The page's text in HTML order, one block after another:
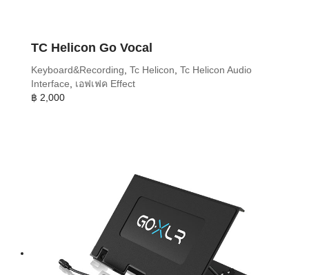
TC Helicon Go Vocal
Keyboard&Recording Tc Helicon Tc Helicon Audio
Interface
เอฟเฟค Effect
฿ 2,000